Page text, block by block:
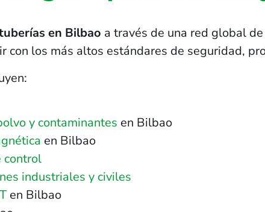
en Bilbao a través de una red global
los más altos estándares de seguridad,
y contaminantes en Bilbao
en Bilbao
control
industriales y civiles
en Bilbao